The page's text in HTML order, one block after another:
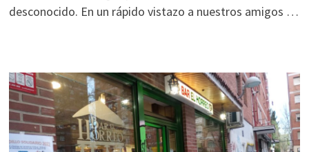
desconocido. En un rápido vistazo a nuestros amigos …